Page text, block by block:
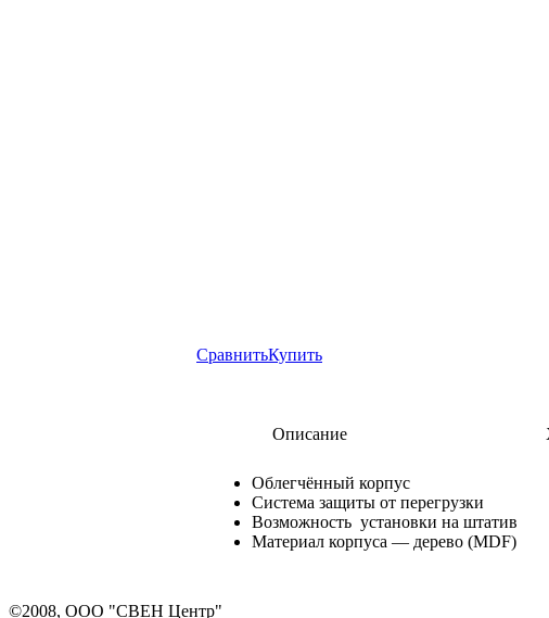
СравнитьКупить
Описание
Облегчённый корпус
Система защиты от перегрузки
Возможность установки на штатив
Материал корпуса — дерево (MDF)
©2008, ООО "СВЕН Центр"